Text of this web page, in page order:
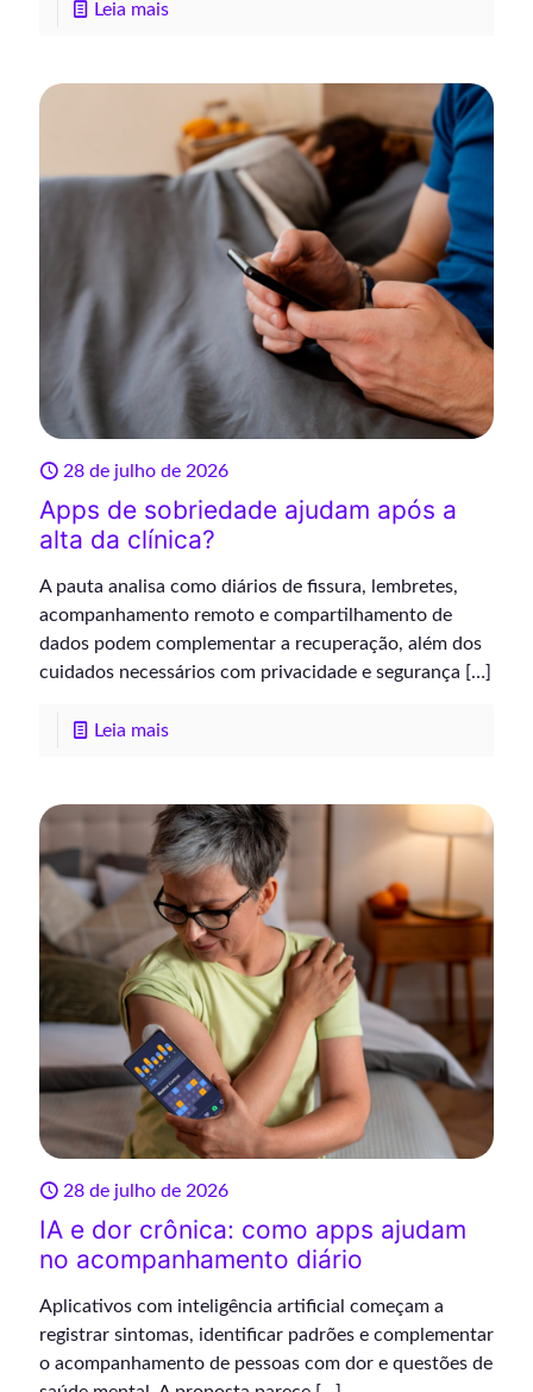
Leia mais
28 de julho de 2026
Apps de sobriedade ajudam após a
alta da clínica?
A pauta analisa como diários de fissura, lembretes,
acompanhamento remoto e compartilhamento de
dados podem complementar a recuperação, além dos
cuidados necessários com privacidade e segurança […]
Leia mais
28 de julho de 2026
IA e dor crônica: como apps ajudam
no acompanhamento diário
Aplicativos com inteligência artificial começam a
registrar sintomas, identificar padrões e complementar
o acompanhamento de pessoas com dor e questões de